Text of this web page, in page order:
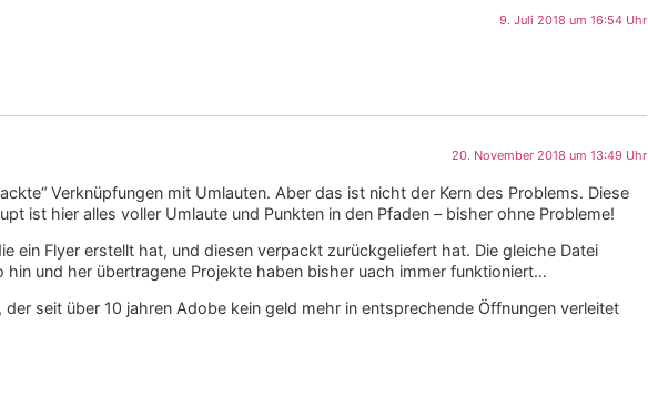
9. Juli 2018 um 16:54 Uhr
20. November 2018 um 13:49 Uhr
Verknüpfungen mit Umlauten. Aber das ist nicht der Kern des Problems. Diese
ist hier alles voller Umlaute und Punkten in den Pfaden – bisher ohne Probleme!
ein Flyer erstellt hat, und diesen verpackt zurückgeliefert hat. Die gleiche Datei
und her übertragene Projekte haben bisher uach immer funktioniert…
seit über 10 jahren Adobe kein geld mehr in entsprechende Öffnungen verleitet